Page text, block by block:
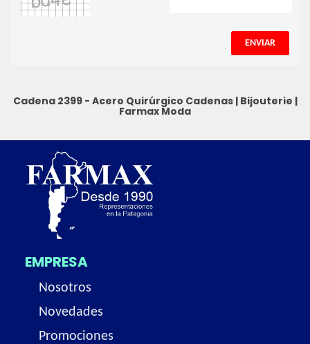
ENVIAR
Cadena 2399 - Acero Quirúrgico Cadenas| Bijouterie |
Farmax Moda
EMPRESA
Nosotros
Novedades
Promociones